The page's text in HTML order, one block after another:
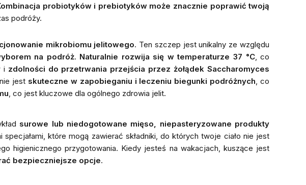
probiotyków i prebiotyków może znacznie poprawić twoją
podróży.
mikrobiomu jelitowego. Ten szczep jest unikalny ze względu
na podróż. Naturalnie rozwija się w temperaturze 37 °C, co
i zdolności do przetrwania przejścia przez żołądek Saccharomyces
jest skuteczne w zapobieganiu i leczeniu biegunki podróżnych , co
, co jest kluczowe dla ogólnego zdrowia jelit.
surowe lub niedogotowane mięso, niepasteryzowane produkty
które mogą zawierać składniki, do których twoje ciało nie jest
higienicznego przygotowania. Kiedy jesteś na wakacjach, kuszące jest
bezpieczniejsze opcje.